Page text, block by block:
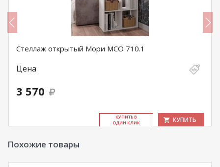
Стеллаж открытый Мори МСО 710.1
Цена
3 570
КУ­ПИТЬ В
ОДИН КЛИК
КУПИТЬ
Похожие товары